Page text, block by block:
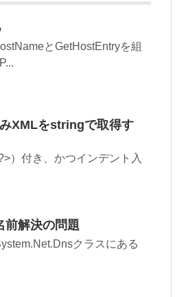
とGetHostEntryを組
XMLをstringで取得す
）付き、かつインデント入
解決の問題
クラスにある